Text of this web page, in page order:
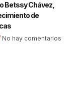
Betssy Chávez,
de
No hay comentarios